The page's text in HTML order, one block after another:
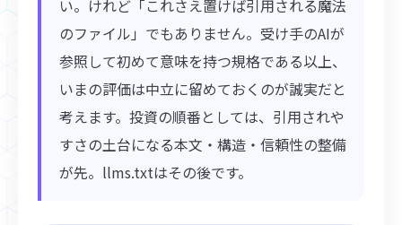
い。けれど「これさえ置けば引用される魔法
のファイル」でもありません。受け手のAIが
参照して初めて意味を持つ規格である以上、
いまの評価は中立に留めておくのが誠実だと
考えます。投資の順番としては、引用されや
すさの土台になる本文・構造・信頼性の整備
が先。llms.txtはその後です。